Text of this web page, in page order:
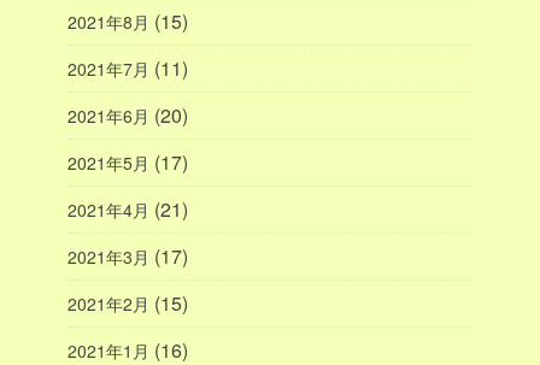
2021年8月 (15)
2021年7月 (11)
2021年6月 (20)
2021年5月 (17)
2021年4月 (21)
2021年3月 (17)
2021年2月 (15)
2021年1月 (16)